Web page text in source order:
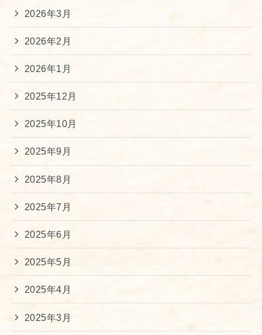
2026年3月
2026年2月
2026年1月
2025年12月
2025年10月
2025年9月
2025年8月
2025年7月
2025年6月
2025年5月
2025年4月
2025年3月